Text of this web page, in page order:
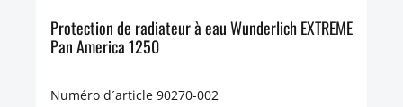
Protection de radiateur à eau Wunderlich EXTREME
Pan America 1250
Numéro d´article 90270-002